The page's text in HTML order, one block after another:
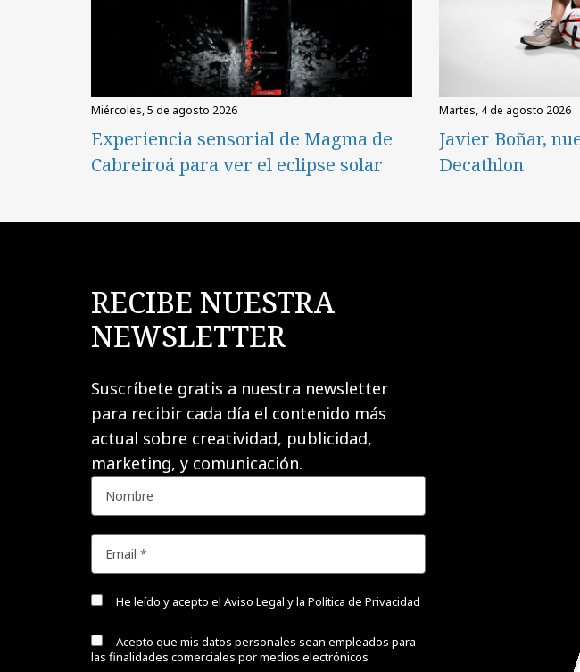
miércoles, 5 de agosto 2026
Experiencia sensorial de Magma de
Cabreiroá para ver el eclipse solar
martes, 4 de agosto 2026
Javier Boñar,
Decathlon
RECIBE NUESTRA
NEWSLETTER
Suscríbete gratis a nuestra newsletter
para recibir cada día el contenido más
actual sobre creatividad, publicidad,
marketing, y comunicación.
He leído y acepto el Aviso Legal y la Política de Privacidad
Acepto que mis datos personales sean empleados para
las finalidades comerciales por medios electrónicos